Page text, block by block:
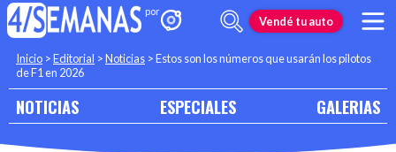
Vendé tu auto
Inicio >Editorial >Noticias >Estos son los números que usarán los pilotos
de F1 en 2026
NOTICIAS ESPECIALES GALERIAS